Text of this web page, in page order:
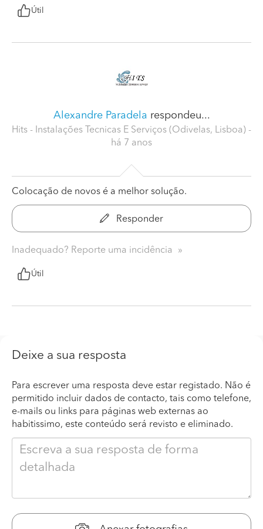
Útil
Alexandre Paradela respondeu...
Hits - Instalações Tecnicas E Serviços (Odivelas, Lisboa) -
há 7 anos
Colocação de novos é a melhor solução.
Responder
Inadequado? Reporte uma incidência
Útil
Deixe a sua resposta
Para escrever uma resposta deve estar registado. Não é
permitido incluir dados de contacto, tais como telefone,
e-mails ou links para páginas web externas ao
habitissimo, este conteúdo será revisto e eliminado.